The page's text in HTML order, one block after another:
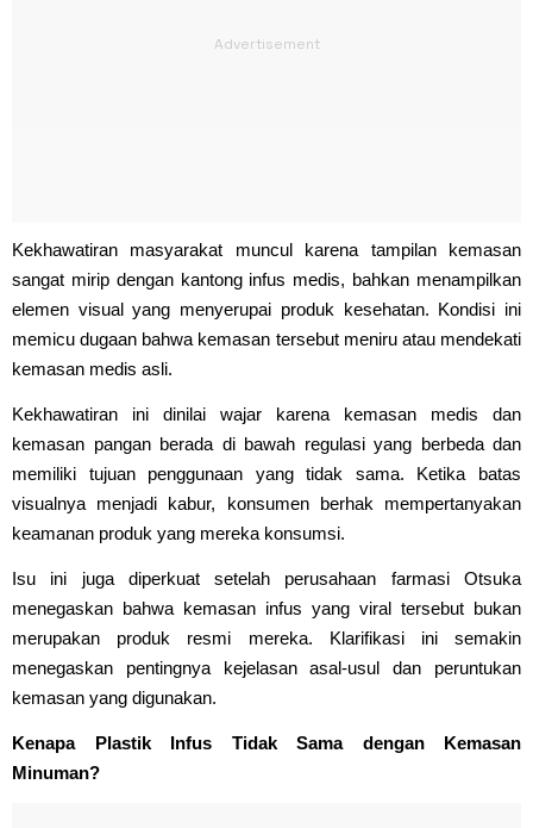
Kekhawatiran masyarakat muncul karena tampilan kemasan
sangat mirip dengan kantong infus medis, bahkan menampilkan
elemen visual yang menyerupai produk kesehatan. Kondisi ini
memicu dugaan bahwa kemasan tersebut meniru atau mendekati
kemasan medis asli.
Kekhawatiran ini dinilai wajar karena kemasan medis dan
kemasan pangan berada di bawah regulasi yang berbeda dan
memiliki tujuan penggunaan yang tidak sama. Ketika batas
visualnya menjadi kabur, konsumen berhak mempertanyakan
keamanan produk yang mereka konsumsi.
Isu ini juga diperkuat setelah perusahaan farmasi Otsuka
menegaskan bahwa kemasan infus yang viral tersebut bukan
merupakan produk resmi mereka. Klarifikasi ini semakin
menegaskan pentingnya kejelasan asal-usul dan peruntukan
kemasan yang digunakan.
Kenapa Plastik Infus Tidak Sama dengan Kemasan
Minuman?